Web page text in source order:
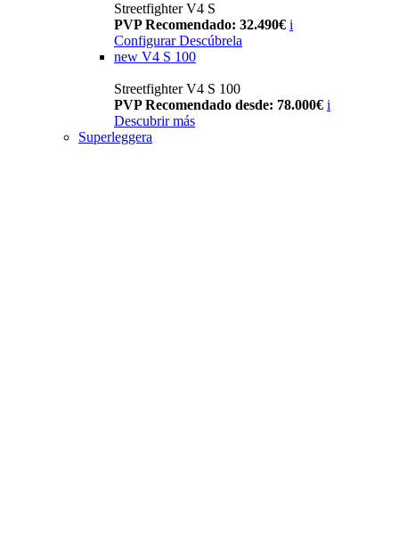
Streetfighter V4 S
PVP Recomendado: 32.490€ i
Configurar Descúbrela
new V4 S 100
Streetfighter V4 S 100
PVP Recomendado desde: 78.000€ i
Descubrir más
Superleggera